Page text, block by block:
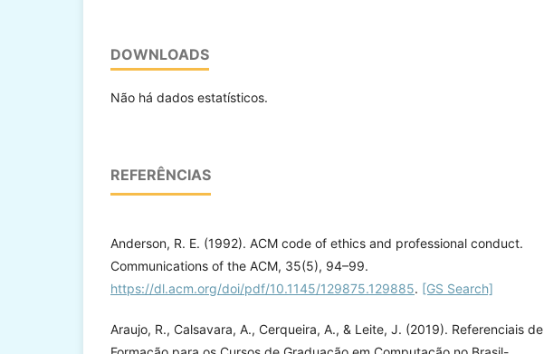
DOWNLOADS
Não há dados estatísticos.
REFERÊNCIAS
Anderson, R. E. (1992). ACM code of ethics and professional conduct.
Communications of the ACM, 35(5), 94–99.
https://dl.acm.org/doi/pdf/10.1145/129875.129885. [GS Search]
Araujo, R., Calsavara, A., Cerqueira, A., & Leite, J. (2019). Referenciais de